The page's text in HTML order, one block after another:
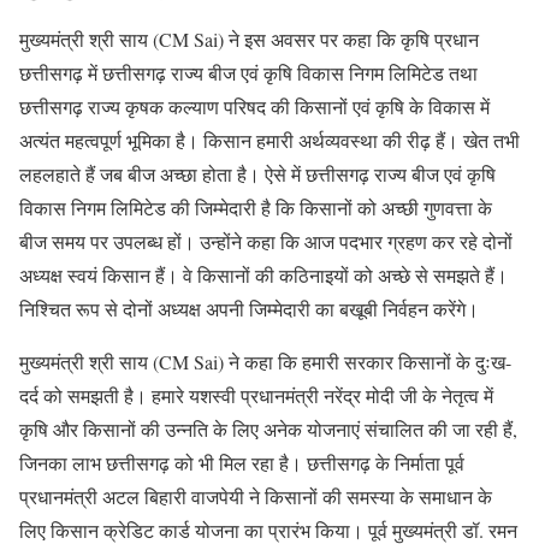
मुख्यमंत्री श्री साय (CM Sai) ने इस अवसर पर कहा कि कृषि प्रधान
छत्तीसगढ़ में छत्तीसगढ़ राज्य बीज एवं कृषि विकास निगम लिमिटेड तथा
छत्तीसगढ़ राज्य कृषक कल्याण परिषद की किसानों एवं कृषि के विकास में
अत्यंत महत्वपूर्ण भूमिका है। किसान हमारी अर्थव्यवस्था की रीढ़ हैं। खेत तभी
लहलहाते हैं जब बीज अच्छा होता है। ऐसे में छत्तीसगढ़ राज्य बीज एवं कृषि
विकास निगम लिमिटेड की जिम्मेदारी है कि किसानों को अच्छी गुणवत्ता के
बीज समय पर उपलब्ध हों। उन्होंने कहा कि आज पदभार ग्रहण कर रहे दोनों
अध्यक्ष स्वयं किसान हैं। वे किसानों की कठिनाइयों को अच्छे से समझते हैं।
निश्चित रूप से दोनों अध्यक्ष अपनी जिम्मेदारी का बखूबी निर्वहन करेंगे।
मुख्यमंत्री श्री साय (CM Sai) ने कहा कि हमारी सरकार किसानों के दुःख-
दर्द को समझती है। हमारे यशस्वी प्रधानमंत्री नरेंद्र मोदी जी के नेतृत्व में
कृषि और किसानों की उन्नति के लिए अनेक योजनाएं संचालित की जा रही हैं,
जिनका लाभ छत्तीसगढ़ को भी मिल रहा है। छत्तीसगढ़ के निर्माता पूर्व
प्रधानमंत्री अटल बिहारी वाजपेयी ने किसानों की समस्या के समाधान के
लिए किसान क्रेडिट कार्ड योजना का प्रारंभ किया। पूर्व मुख्यमंत्री डॉ. रमन